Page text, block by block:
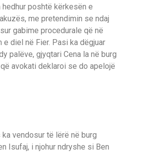
poshtë kërkesën e
me pretendimin se ndaj
gabime procedurale që në
e diel në Fier. Pasi ka dëgjuar
palëve, gjyqtari Cena la në burg
avokati deklaroi se do apelojë
ka vendosur të lërë në burg
Isufaj, i njohur ndryshe si Ben